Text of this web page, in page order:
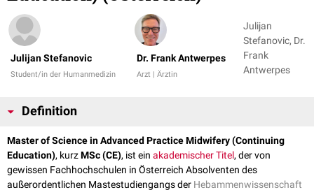
Julijan Stefanovic
Student/in der Humanmedizin
Dr. Frank Antwerpes
Arzt | Ärztin
Julijan
Stefanovic, Dr.
Frank
Antwerpes
Definition
Master of Science in Advanced Practice Midwifery (Continuing
Education), kurzMSc (CE), ist ein akademischer Titel, der von
gewissen Fachhochschulen in Österreich Absolventen des
außerordentlichen Mastestudiengangs der Hebammenwissenschaft